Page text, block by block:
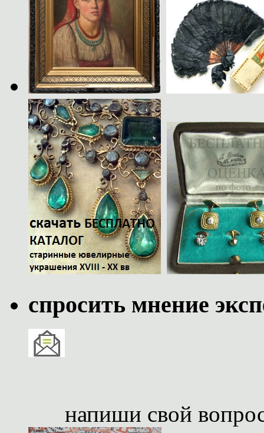
спросить мнение
напиши свой